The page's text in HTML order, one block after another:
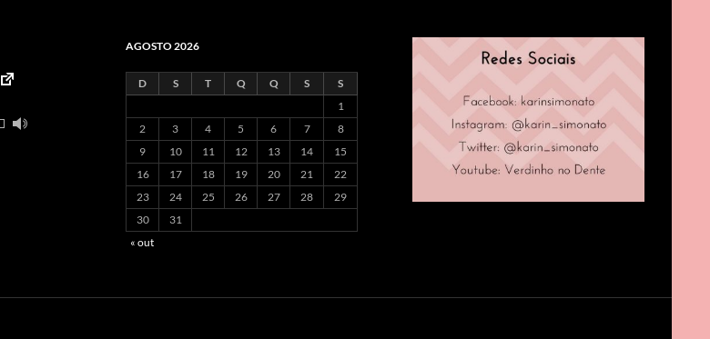
AGOSTO 2026
D S T Q Q S
S
1
2
3 4 5 6 7
8
9
10 11 12 13 14
15
16
17 18 19 20 21
22
23
24 25 26 27 28
29
30
31
« out